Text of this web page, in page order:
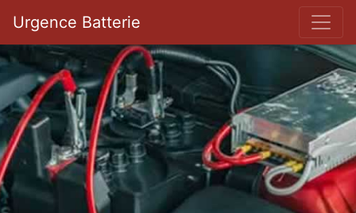
Urgence Batterie Bar